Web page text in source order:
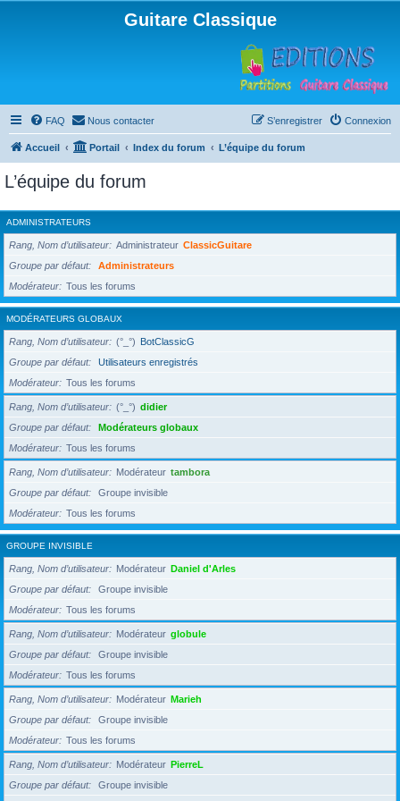
Guitare Classique
FAQ Nous contacter Connexion
S’enregistrer
Accueil Portail Index du forum L’équipe du forum
L’équipe du forum
ADMINISTRATEURS
Rang, Nom d’utilisateur Administrateur ClassicGuitare
Groupe par défaut
Administrateurs
Modérateur
Tous les forums
MODÉRATEURS GLOBAUX
Rang, Nom d’utilisateur (°_°) BotClassicG
Groupe par défaut
Utilisateurs enregistrés
Modérateur
Tous les forums
Rang, Nom d’utilisateur (°_°) didier
Groupe par défaut
Modérateurs globaux
Modérateur
Tous les forums
Rang, Nom d’utilisateur Modérateur tambora
Groupe par défaut
Groupe invisible
Modérateur
Tous les forums
GROUPE INVISIBLE
Rang, Nom d’utilisateur Modérateur Daniel d'Arles
Groupe par défaut
Groupe invisible
Modérateur
Tous les forums
Rang, Nom d’utilisateur Modérateur globule
Groupe par défaut
Groupe invisible
Modérateur
Tous les forums
Rang, Nom d’utilisateur Modérateur Marieh
Groupe par défaut
Groupe invisible
Modérateur
Tous les forums
Rang, Nom d’utilisateur Modérateur PierreL
Groupe par défaut
Groupe invisible